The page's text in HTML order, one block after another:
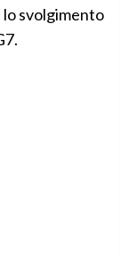
svolgimento